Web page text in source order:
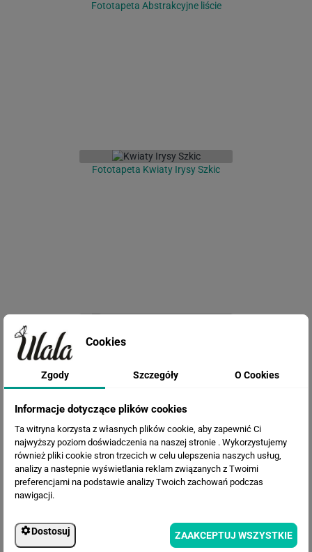
Fototapeta Abstrakcyjne liście
Fototapeta Kwiaty Irysy Szkic
Cookies
Zgody Szczegóły O Cookies
Informacje dotyczące plików cookies
Ta witryna korzysta z własnych plików cookie, aby zapewnić Ci
najwyższy poziom doświadczenia na naszej stronie . Wykorzystujemy
również pliki cookie stron trzecich w celu ulepszenia naszych usług,
analizy a nastepnie wyświetlania reklam związanych z Twoimi
preferencjami na podstawie analizy Twoich zachowań podczas
nawigacji.
Dostosuj ZAAKCEPTUJ WSZYSTKIE